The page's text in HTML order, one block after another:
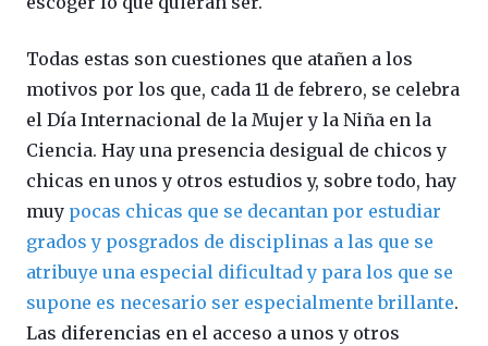
Todas estas son cuestiones que atañen a los
motivos por los que, cada 11 de febrero, se celebra
el Día Internacional de la Mujer y la Niña en la
Ciencia. Hay una presencia desigual de chicos y
chicas en unos y otros estudios y, sobre todo, hay
muy pocas chicas que se decantan por estudiar
grados y posgrados de disciplinas a las que se
atribuye una especial dificultad y para los que se
supone es necesario ser especialmente brillante.
Las diferencias en el acceso a unos y otros